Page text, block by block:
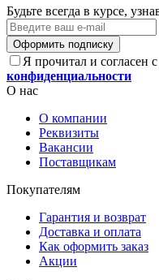
Будьте всегда в курсе,
Оформить подписку
Я прочитал и согласен
конфиденциальности
О нас
О компании
Реквизиты
Вакансии
Поставщикам
Покупателям
Гарантия и возврат
Доставка и оплата
Как оформить заказ
Акции